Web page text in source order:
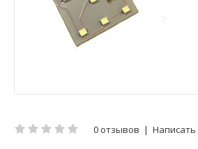
0 отзывов |